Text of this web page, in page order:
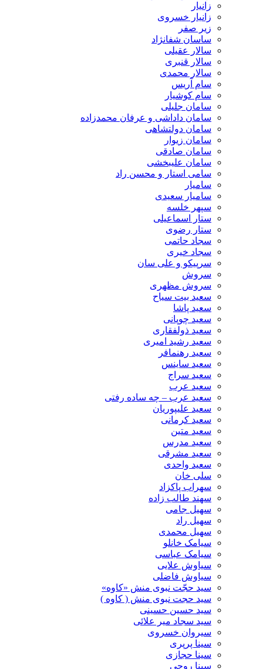
زانیار خسروی
زیر صفر
ساسان شفانژاد
سالار عقیلی
سالار قنبری
سالار محمدی
سام آریس
سام کوشیار
سامان جلیلی
سامان داداشی و عرفان محمدزاده
سامان دولتشاهی
سامان زیوار
سامان صادقی
سامان علیبخشی
سامی استار و محسن راد
سامیار
سامیار سعیدی
سپهر خلسه
ستار اسماعیلی
ستار رضوی
سجاد حاتمی
سجاد خیری
سرپیکو و علی سان
سروش
سروش مظهری
سعید بیت سیاح
سعید پاشا
سعید چوپانی
سعید ذولفقاری
سعید رشید امیری
سعید رهنمافر
سعید ساینس
سعید سراج
سعید عرب
سعید عرب – چه ساده رفتی
سعید علیپوریان
سعید کرمانی
سعید متین
سعید مدرس
سعید مشرقی
سعید واحدی
سلی خان
سهراب پاکزاد
سهند طالب زاده
سهیل جامی
سهیل راد
سهیل محمدی
سیامک خانلو
سیامک عباسی
سیاوش علایی
سیاوش فاضلی
سید حجّت نبوی منش «کاوه»
سید حجت نبوی منش ( کاوه )
سید حسین حسینى
سید سجاد میر علائی
سیروان خسروی
سینا پرپری
سینا حجازی
سینا روحی